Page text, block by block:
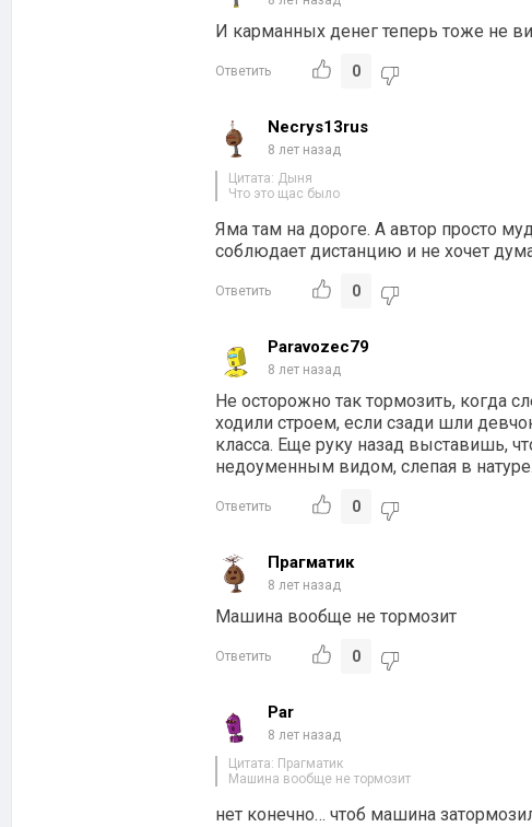
И карманных денег теперь тоже не
Ответить 0
Necrys13rus
8 лет назад
Цитата: Дыня
Что это щас было
Яма там на дороге. А автор просто
соблюдает дистанцию и не хочет
Ответить 0
Paravozec79
8 лет назад
Не осторожно так тормозить, когда
ходили строем, если сзади шли
класса. Еще руку назад выставишь,
недоуменным видом, слепая в натуре.
Ответить 0
Прагматик
8 лет назад
Машина вообще не тормозит
Ответить 0
Par
8 лет назад
Цитата: Прагматик
Машина вообще не тормозит
нет конечно… чтоб машина